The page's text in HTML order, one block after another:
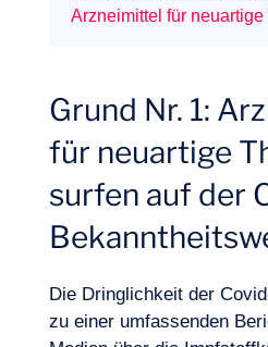
Arzneimittel für
Grund Nr. 1:
für neuartige
surfen auf der
Die Dringlichkeit der
zu einer umfassenden